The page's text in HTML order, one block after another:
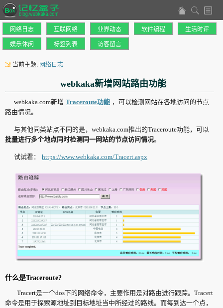
网络日志 互联网络 业界动态 软件编程 生活时评
娱乐休闲 标签列表 访客留言
当前主题: 网络日志
webkaka新增网站路由功能
webkaka.com新增 Traceroute功能 ，可以检测网站在各地访问的节点
路由情况。
与其他同类站点不同的是，webkaka.com推出的Traceroute功能，可以
批量进行多个地点同时检测同一网站的节点访问情况。
试试看： https://www.webkaka.com/Tracert.aspx
什么是Traceroute?
Tracert是一个dos下的网络命令，主要作用是对路由进行跟踪。Tracert
命令是用于探索源地址到目标地址当中所经过的路线。而每到达一个点，